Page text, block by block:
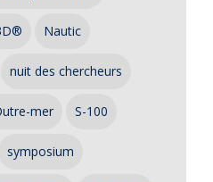
Nautic
nuit des chercheurs
mer S-100
symposium